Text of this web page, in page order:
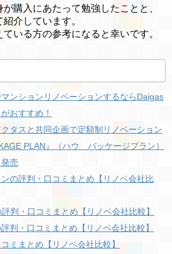
購入にあたって勉強したことと、
介しています。
いる方の参考になると幸いです。
マンションリノベーションするならDaigas
おすすめ！
タスと共同企画で定額制リノベーション
PLAN』（ハウ パッケージプラン）
売
の評判・口コミまとめ【リノベ会社比
判・口コミまとめ【リノベ会社比較】
判・口コミまとめ【リノベ会社比較】
ミまとめ【リノベ会社比較】